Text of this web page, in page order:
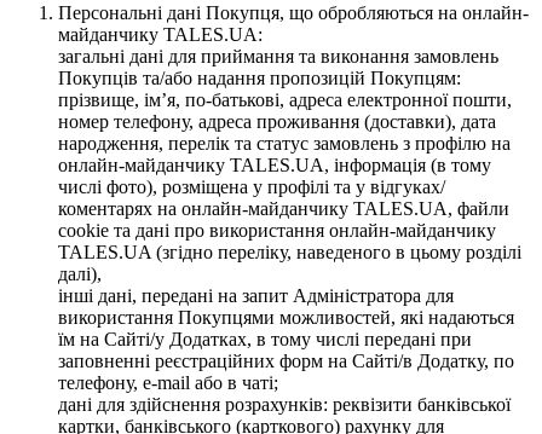
Персональні дані Покупця, що обробляються на онлайн-
майданчику TALES.UA:
загальні дані для приймання та виконання замовлень
Покупців та/або надання пропозицій Покупцям:
прізвище, ім’я, по-батькові, адреса електронної пошти,
номер телефону, адреса проживання (доставки), дата
народження, перелік та статус замовлень з профілю на
онлайн-майданчику TALES.UA, інформація (в тому
числі фото), розміщена у профілі та у відгуках/
коментарях на онлайн-майданчику TALES.UA, файли
cookie та дані про використання онлайн-майданчику
TALES.UA (згідно переліку, наведеного в цьому розділі
далі),
інші дані, передані на запит Адміністратора для
використання Покупцями можливостей, які надаються
їм на Сайті/у Додатках, в тому числі передані при
заповненні реєстраційних форм на Сайті/в Додатку, по
телефону, e-mail або в чаті;
дані для здійснення розрахунків: реквізити банківської
картки, банківського (карткового) рахунку для